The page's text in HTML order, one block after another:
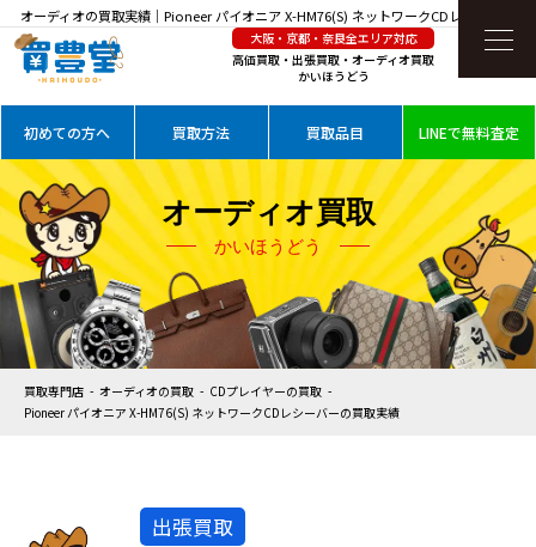
オーディオの買取実績｜Pioneer パイオニア X-HM76(S) ネットワークCDレシーバーを
高価買取
大阪・京都・奈良全エリア対応
高価買取・出張買取・オーディオ買取
かいほうどう
初めての方へ 買取方法 買取品目 LINEで無料査定
オーディオ買取
かいほうどう
買取専門店 オーディオの買取
CDプレイヤーの買取
Pioneer パイオニア X-HM76(S) ネットワークCDレシーバーの買取実績
出張買取